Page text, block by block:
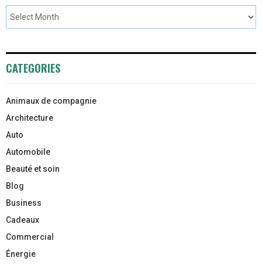
CATEGORIES
Animaux de compagnie
Architecture
Auto
Automobile
Beauté et soin
Blog
Business
Cadeaux
Commercial
Énergie